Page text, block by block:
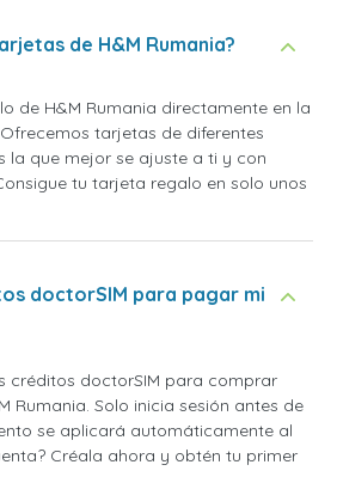
de H&M Rumania?
de H&M Rumania directamente en la
tarjetas de diferentes
la que mejor se ajuste a ti y con
tu tarjeta regalo en solo unos
doctorSIM para pagar mi
créditos doctorSIM para comprar
Rumania. Solo inicia sesión antes de
se aplicará automáticamente al
Créala ahora y obtén tu primer